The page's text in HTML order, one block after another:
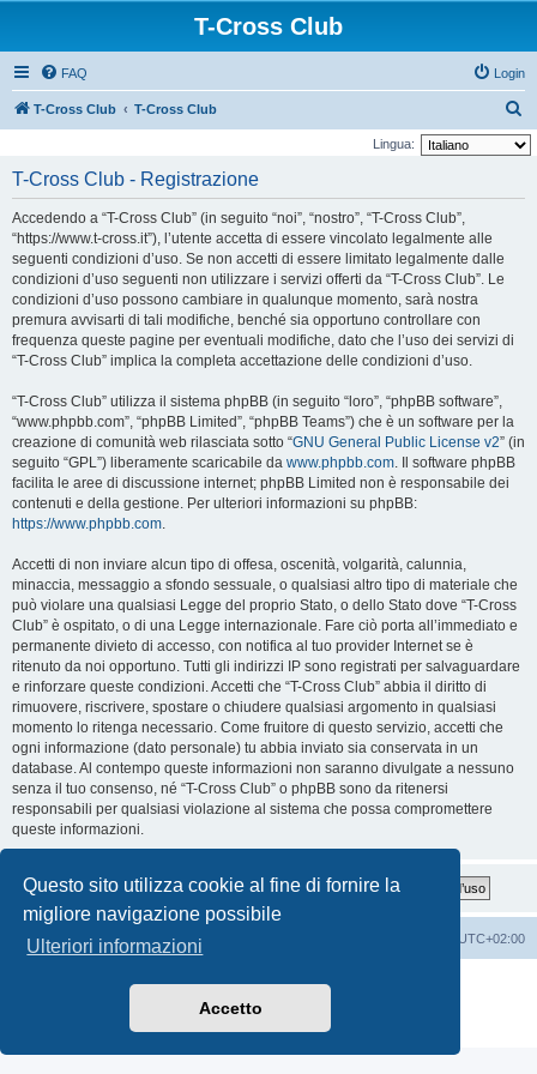
Questo sito utilizza cookie al fine di fornire la
migliore navigazione possibile
Ulteriori informazioni
Accetto
T-Cross Club
FAQ Login
T-Cross Club T-Cross Club
e
Lingua:
T-Cross Club - Registrazione
Accedendo a “T-Cross Club” (in seguito “noi”, “nostro”, “T-Cross Club”,
“https://www.t-cross.it”), l’utente accetta di essere vincolato legalmente alle
seguenti condizioni d’uso. Se non accetti di essere limitato legalmente dalle
condizioni d’uso seguenti non utilizzare i servizi offerti da “T-Cross Club”. Le
condizioni d’uso possono cambiare in qualunque momento, sarà nostra
premura avvisarti di tali modifiche, benché sia opportuno controllare con
frequenza queste pagine per eventuali modifiche, dato che l’uso dei servizi di
“T-Cross Club” implica la completa accettazione delle condizioni d’uso.
“T-Cross Club” utilizza il sistema phpBB (in seguito “loro”, “phpBB software”,
“www.phpbb.com”, “phpBB Limited”, “phpBB Teams”) che è un software per la
creazione di comunità web rilasciata sotto “GNU General Public License v2” (in
seguito “GPL”) liberamente scaricabile da www.phpbb.com. Il software phpBB
facilita le aree di discussione internet; phpBB Limited non è responsabile dei
contenuti e della gestione. Per ulteriori informazioni su phpBB:
https://www.phpbb.com.
Accetti di non inviare alcun tipo di offesa, oscenità, volgarità, calunnia,
minaccia, messaggio a sfondo sessuale, o qualsiasi altro tipo di materiale che
può violare una qualsiasi Legge del proprio Stato, o dello Stato dove “T-Cross
Club” è ospitato, o di una Legge internazionale. Fare ciò porta all’immediato e
permanente divieto di accesso, con notifica al tuo provider Internet se è
ritenuto da noi opportuno. Tutti gli indirizzi IP sono registrati per salvaguardare
e rinforzare queste condizioni. Accetti che “T-Cross Club” abbia il diritto di
rimuovere, riscrivere, spostare o chiudere qualsiasi argomento in qualsiasi
momento lo ritenga necessario. Come fruitore di questo servizio, accetti che
ogni informazione (dato personale) tu abbia inviato sia conservata in un
database. Al contempo queste informazioni non saranno divulgate a nessuno
senza il tuo consenso, né “T-Cross Club” o phpBB sono da ritenersi
responsabili per qualsiasi violazione al sistema che possa compromettere
queste informazioni.
T-Cross Club T-Cross Club UTC+02:00
Traduzione Italiana